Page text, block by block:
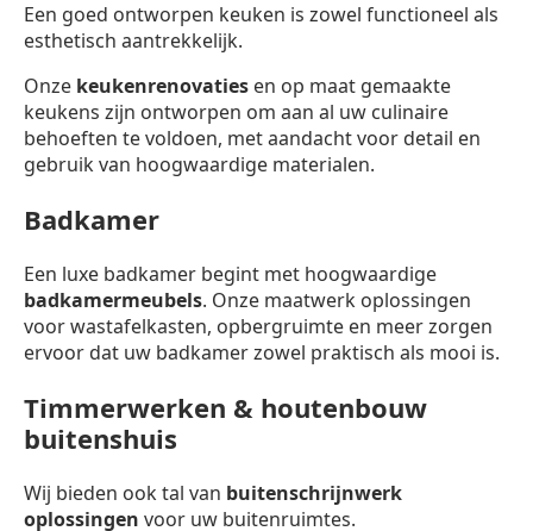
Een goed ontworpen keuken is zowel functioneel als
esthetisch aantrekkelijk.
Onze keukenrenovaties en op maat gemaakte
keukens zijn ontworpen om aan al uw culinaire
behoeften te voldoen, met aandacht voor detail en
gebruik van hoogwaardige materialen.
Badkamer
Een luxe badkamer begint met hoogwaardige
badkamermeubels. Onze maatwerk oplossingen
voor wastafelkasten, opbergruimte en meer zorgen
ervoor dat uw badkamer zowel praktisch als mooi is.
Timmerwerken & houtenbouw
buitenshuis
Wij bieden ook tal van buitenschrijnwerk
oplossingen voor uw buitenruimtes.